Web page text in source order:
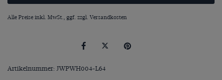
Alle Preise inkl. MwSt., ggf. zzgl. Versandkosten
Artikelnummer: JWPWH004-L64